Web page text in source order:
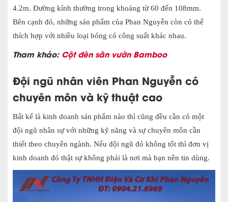
4.2m. Đường kính thường trong khoảng từ 60 đến 108mm.
Bên cạnh đó, những sản phẩm của Phan Nguyễn còn có thể
thích hợp với nhiều loại bóng có công suất khác nhau.
Tham khảo: Cột đèn sân vườn Bamboo
Đội ngũ nhân viên Phan Nguyễn có
chuyên môn và kỹ thuật cao
Bất kể là kinh doanh sản phẩm nào thì cũng đều cần có một
đội ngũ nhân sự với những kỹ năng và sự chuyên môn cần
thiết theo chuyên ngành. Nếu đội ngũ đó không tốt thì đơn vị
kinh doanh đó thật sự không phải là nơi mà bạn nên tin dùng.